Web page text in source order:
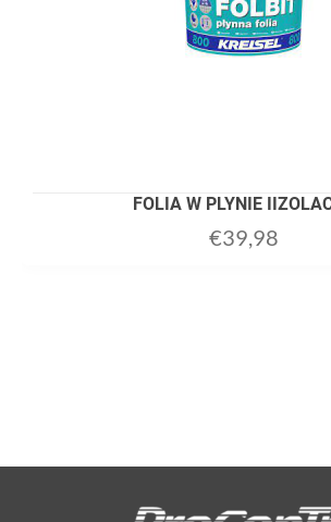
FOLIA W PLYNIE
€39,98